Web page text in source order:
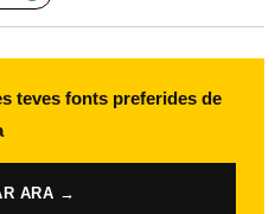
teves fonts preferides de
ARA →